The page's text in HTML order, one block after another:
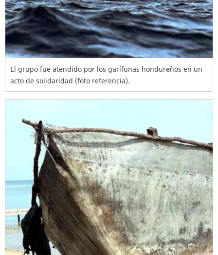
El grupo fue atendido por los garífunas hondureños en un
acto de solidaridad (foto referencia).